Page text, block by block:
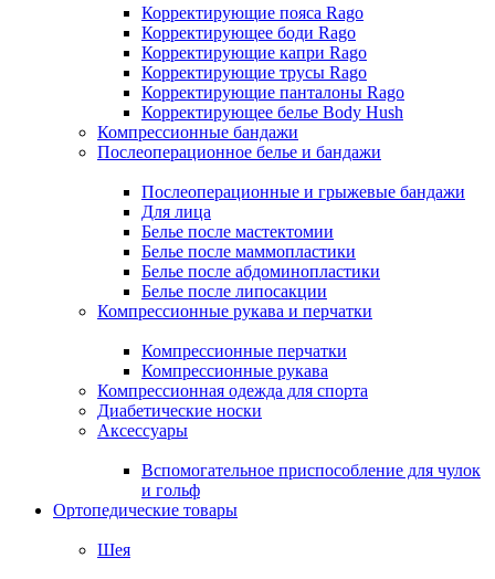
Корректирующие пояса Rago
Корректирующее боди Rago
Корректирующие капри Rago
Корректирующие трусы Rago
Корректирующие панталоны Rago
Корректирующее белье Body Hush
Компрессионные бандажи
Послеоперационное белье и бандажи
Послеоперационные и грыжевые бандажи
Для лица
Белье после мастектомии
Белье после маммопластики
Белье после абдоминопластики
Белье после липосакции
Компрессионные рукава и перчатки
Компрессионные перчатки
Компрессионные рукава
Компрессионная одежда для спорта
Диабетические носки
Аксессуары
Вспомогательное приспособление для чулок
и гольф
Ортопедические товары
Шея